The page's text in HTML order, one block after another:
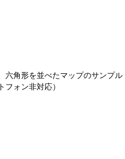
六角形を並べたマップのサンプル
ォン非対応）